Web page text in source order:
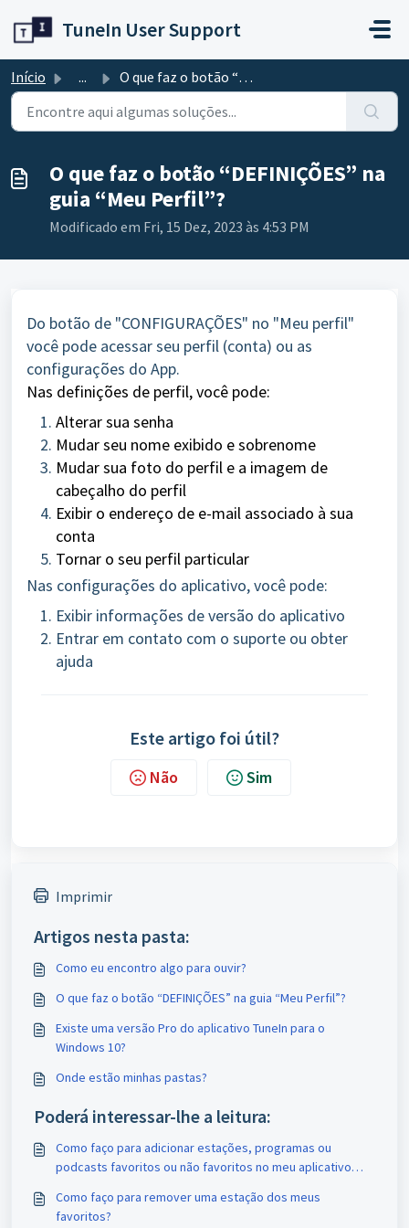
TuneIn User Support
Início ... O que faz o botão “DEFINIÇÕES” na guia “Meu Perfil”?
O que faz o botão “DEFINIÇÕES” na
guia “Meu Perfil”?
Modificado em Fri, 15 Dez, 2023 às 4:53 PM
Do botão de "CONFIGURAÇÕES" no "Meu perfil"
você pode acessar seu perfil (conta) ou as
configurações do App.
Nas definições de perfil, você pode:
Alterar sua senha
Mudar seu nome exibido e sobrenome
Mudar sua foto do perfil e a imagem de
cabeçalho do perfil
Exibir o endereço de e-mail associado à sua
conta
Tornar o seu perfil particular
Nas configurações do aplicativo, você pode:
Exibir informações de versão do aplicativo
Entrar em contato com o suporte ou obter
ajuda
Este artigo foi útil?
Não Sim
Imprimir
Artigos nesta pasta:
Como eu encontro algo para ouvir?
O que faz o botão “DEFINIÇÕES” na guia “Meu Perfil”?
Existe uma versão Pro do aplicativo TuneIn para o
Windows 10?
Onde estão minhas pastas?
Poderá interessar-lhe a leitura:
Como faço para adicionar estações, programas ou
podcasts favoritos ou não favoritos no meu aplicativo
Como faço para remover uma estação dos meus
favoritos?